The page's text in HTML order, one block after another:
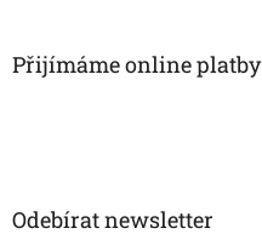
Přijímáme online platby
Odebírat newsletter